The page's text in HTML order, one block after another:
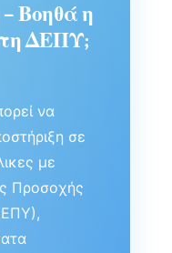
Βοηθά η
ΔΕΠΥ;
να
σε
με
Προσοχής